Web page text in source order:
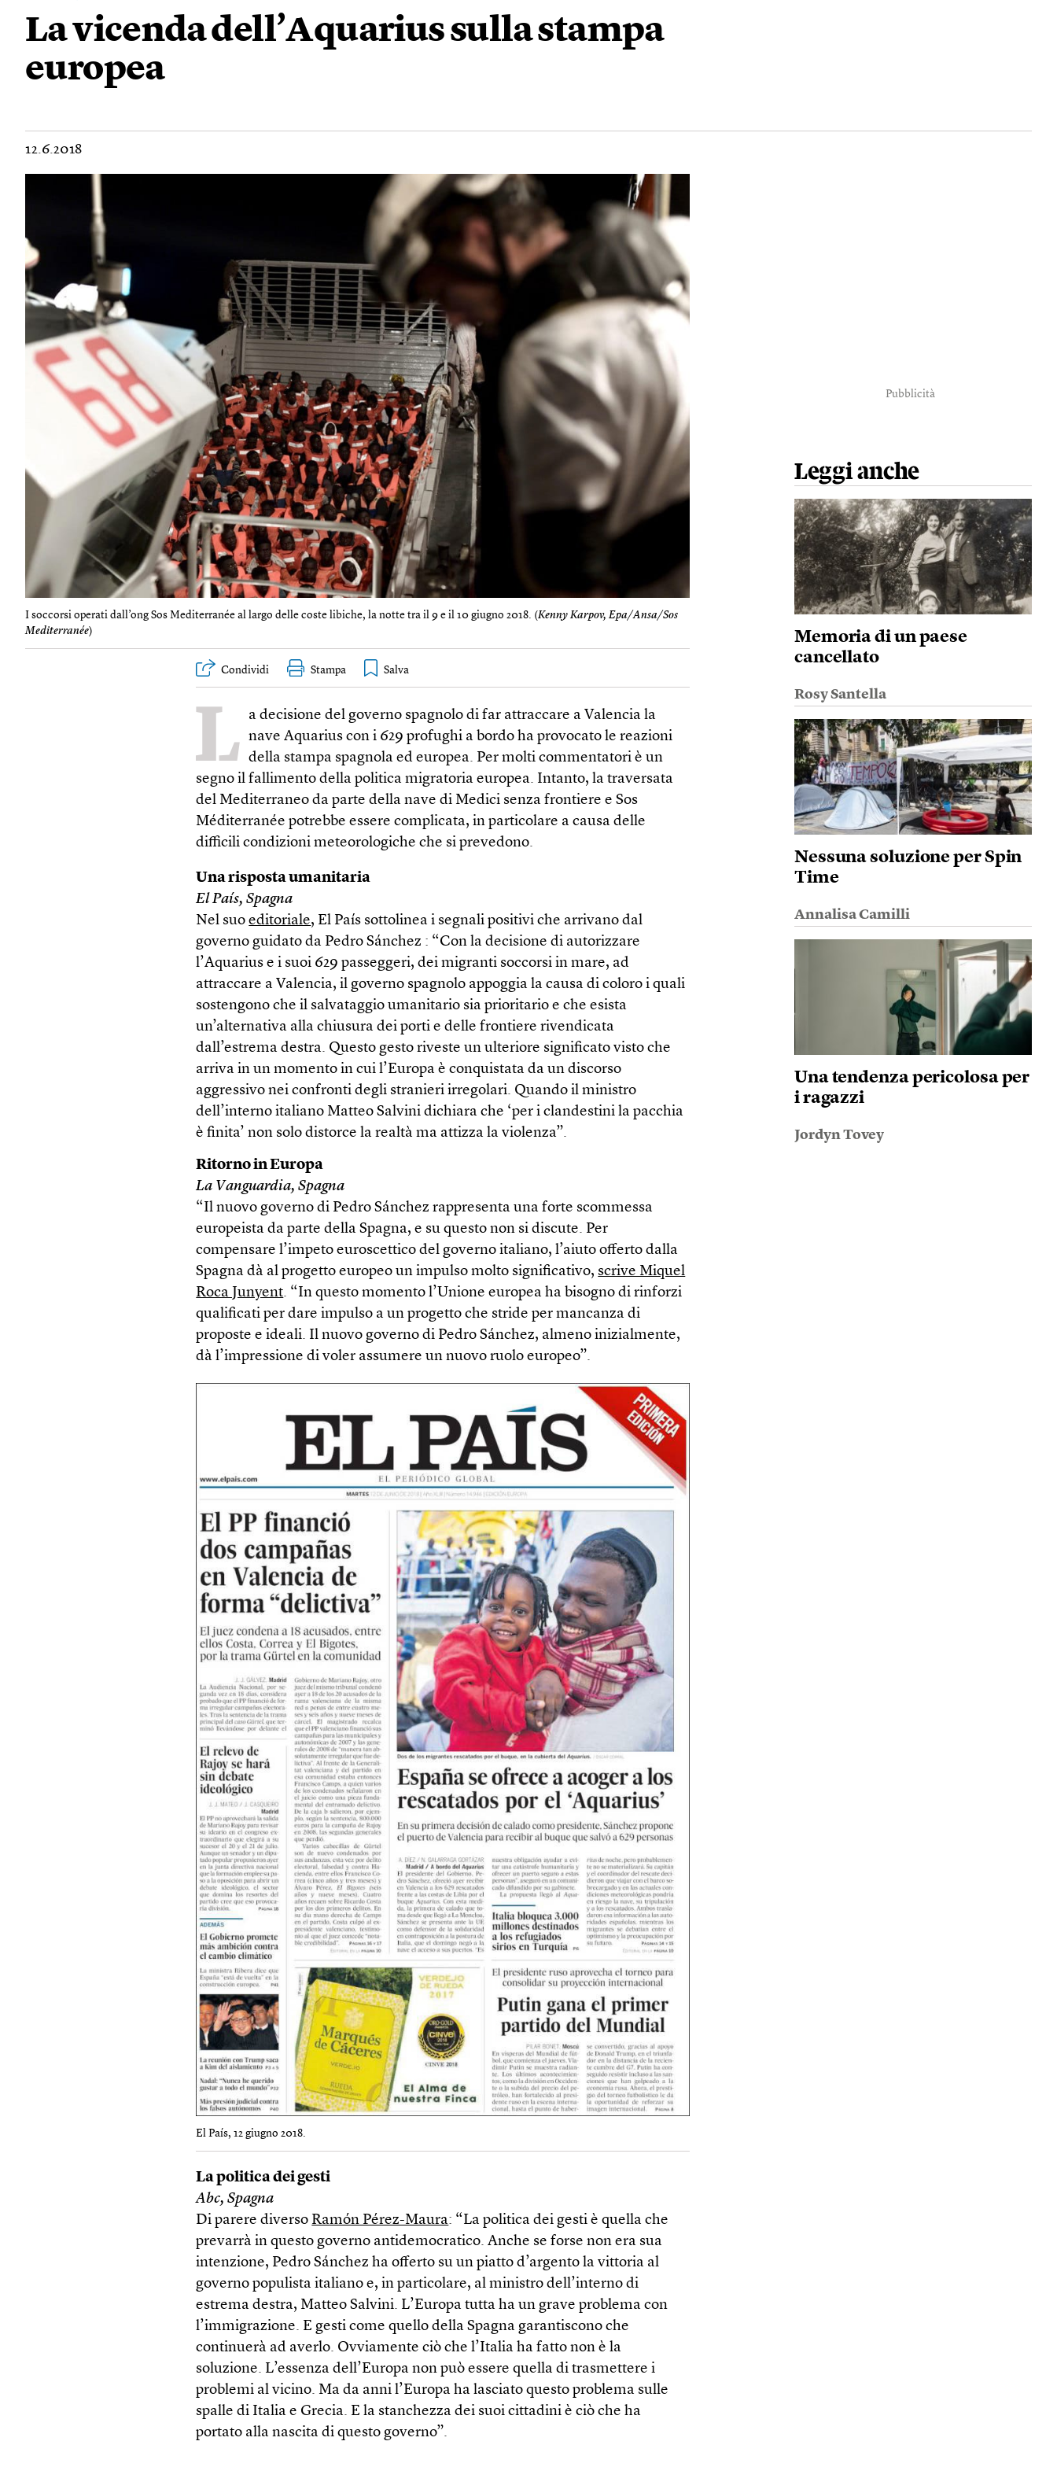
La vicenda dell’Aquarius sulla stampa
europea
12.6.2018
I soccorsi operati dall’ong Sos Mediterranée al largo delle coste libiche, la notte tra il 9 e il 10 giugno 2018. (Kenny Karpov, Epa/Ansa/Sos
Mediterranée)
Condividi Stampa
L
a decisione del governo spagnolo di far attraccare a Valencia la
nave Aquarius con i 629 profughi a bordo ha provocato le reazioni
della stampa spagnola ed europea. Per molti commentatori è un
segno il fallimento della politica migratoria europea. Intanto, la traversata
del Mediterraneo da parte della nave di Medici senza frontiere e Sos
Méditerranée potrebbe essere complicata, in particolare a causa delle
difficili condizioni meteorologiche che si prevedono.
Una risposta umanitaria
El País, Spagna
Nel suoeditoriale, El País sottolinea i segnali positivi che arrivano dal
governo guidato da Pedro Sánchez : “Con la decisione di autorizzare
l’Aquarius e i suoi 629 passeggeri, dei migranti soccorsi in mare, ad
attraccare a Valencia, il governo spagnolo appoggia la causa di coloro i quali
sostengono che il salvataggio umanitario sia prioritario e che esista
un’alternativa alla chiusura dei porti e delle frontiere rivendicata
dall’estrema destra. Questo gesto riveste un ulteriore significato visto che
arriva in un momento in cui l’Europa è conquistata da un discorso
aggressivo nei confronti degli stranieri irregolari. Quando il ministro
dell’interno italiano Matteo Salvini dichiara che ‘per i clandestini la pacchia
è finita’ non solo distorce la realtà ma attizza la violenza”.
Ritorno in Europa
La Vanguardia, Spagna
“Il nuovo governo di Pedro Sánchez rappresenta una forte scommessa
europeista da parte della Spagna, e su questo non si discute. Per
compensare l’impeto euroscettico del governo italiano, l’aiuto offerto dalla
Spagna dà al progetto europeo un impulso molto significativo, scrive Miquel
Roca Junyent. “In questo momento l’Unione europea ha bisogno di rinforzi
qualificati per dare impulso a un progetto che stride per mancanza di
proposte e ideali. Il nuovo governo di Pedro Sánchez, almeno inizialmente,
dà l’impressione di voler assumere un nuovo ruolo europeo”.
El País, 12 giugno 2018.
La politica dei gesti
Abc, Spagna
Di parere diverso Ramón Pérez-Maura: “La politica dei gesti è quella che
prevarrà in questo governo antidemocratico. Anche se forse non era sua
intenzione, Pedro Sánchez ha offerto su un piatto d’argento la vittoria al
governo populista italiano e, in particolare, al ministro dell’interno di
estrema destra, Matteo Salvini. L’Europa tutta ha un grave problema con
l’immigrazione. E gesti come quello della Spagna garantiscono che
continuerà ad averlo. Ovviamente ciò che l’Italia ha fatto non è la
soluzione. L’essenza dell’Europa non può essere quella di trasmettere i
problemi al vicino. Ma da anni l’Europa ha lasciato questo problema sulle
spalle di Italia e Grecia. E la stanchezza dei suoi cittadini è ciò che ha
portato alla nascita di questo governo”.
Pubblicità
Leggi anche
Memoria di un paese
cancellato
Rosy Santella
Nessuna soluzione per Spin
Time
Annalisa Camilli
Una tendenza pericolosa per
i ragazzi
Jordyn Tovey